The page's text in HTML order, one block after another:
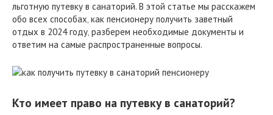
льготную путевку в санаторий. В этой статье мы расскажем
обо всех способах‚ как пенсионеру получить заветный
отдых в 2024 году‚ разберем необходимые документы и
ответим на самые распространенные вопросы.
Кто имеет право на путевку в санаторий?